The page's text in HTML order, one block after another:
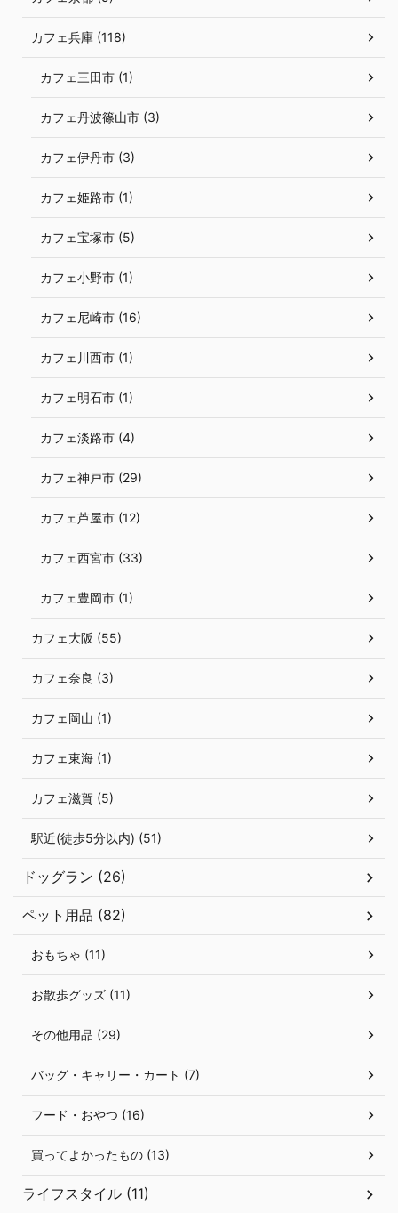
カフェ兵庫 (118)
カフェ三田市 (1)
カフェ丹波篠山市 (3)
カフェ伊丹市 (3)
カフェ姫路市 (1)
カフェ宝塚市 (5)
カフェ小野市 (1)
カフェ尼崎市 (16)
カフェ川西市 (1)
カフェ明石市 (1)
カフェ淡路市 (4)
カフェ神戸市 (29)
カフェ芦屋市 (12)
カフェ西宮市 (33)
カフェ豊岡市 (1)
カフェ大阪 (55)
カフェ奈良 (3)
カフェ岡山 (1)
カフェ東海 (1)
カフェ滋賀 (5)
駅近(徒歩5分以内) (51)
ドッグラン (26)
ペット用品 (82)
おもちゃ (11)
お散歩グッズ (11)
その他用品 (29)
バッグ・キャリー・カート (7)
フード・おやつ (16)
買ってよかったもの (13)
ライフスタイル (11)